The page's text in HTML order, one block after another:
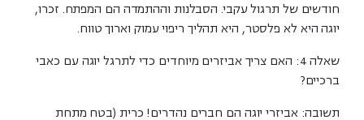
חודשים של תרגול עקבי. הסבלנות וההתמדה הם המפתח. זכרו,
יוגה היא לא פלסטר, היא תהליך ריפוי עמוק וארוך טווח.
שאלה 4: האם צריך אביזרים מיוחדים כדי לתרגל יוגה עם כאבי
ברכיים?
תשובה: אביזרי יוגה הם חברים נהדרים! כרית (בטח מתחת